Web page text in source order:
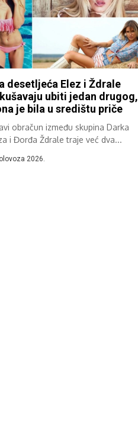
desetljeća Elez i Ždrale
ubiti jedan drugog,
je bila u središtu priče
obračun između skupina Darka
i Đorđa Ždrale traje već dva...
2026.